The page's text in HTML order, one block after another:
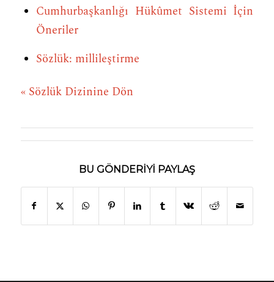
Cumhurbaşkanlığı Hükûmet Sistemi İçin
Öneriler
Sözlük: millileştirme
« Sözlük Dizinine Dön
BU GÖNDERIYI PAYLAŞ